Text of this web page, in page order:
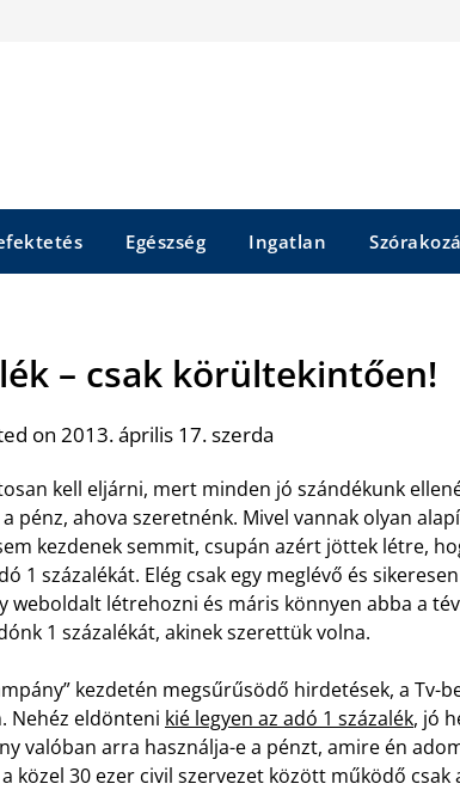
Egészség Ingatlan
– csak körültekintően!
on 2013. április 17. szerda
kell eljárni, mert minden jó szándékunk
pénz, ahova szeretnénk. Mivel vannak olyan
kezdenek semmit, csupán azért jöttek létre,
1 százalékát. Elég csak egy meglévő és
weboldalt létrehozni és máris könnyen abba a
1 százalékát, akinek szerettük volna.
kezdetén megsűrűsödő hirdetések, a Tv-
Nehéz eldönteni kié legyen az adó 1 százalék, jó
valóban arra használja-e a pénzt, amire én
közel 30 ezer civil szervezet között működő csak